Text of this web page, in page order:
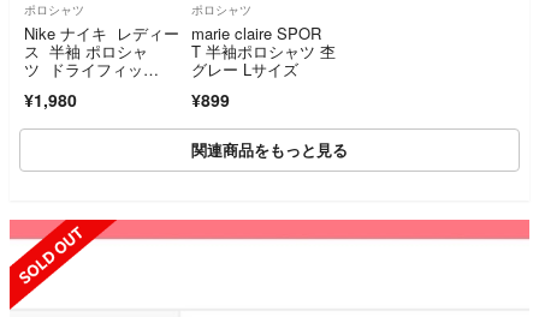
ポロシャツ
Nike ナイキ レディー
ス 半袖 ポロシャ
ツ ドライフィッ
¥1,980
ポロシャツ
marie claire SPOR
T 半袖ポロシャツ 杢
グレー Lサイズ
¥899
関連商品をもっと見る
SOLD OUT